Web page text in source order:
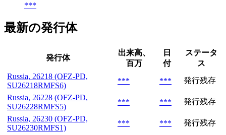
***
最新の発行体
発行体
出来高、
百万
日
付
ステータ
ス
Russia, 26218 (OFZ-PD,
SU26218RMFS6)
*** ***
発行残存
Russia, 26228 (OFZ-PD,
SU26228RMFS5)
*** ***
発行残存
Russia, 26230 (OFZ-PD,
SU26230RMFS1)
*** ***
発行残存